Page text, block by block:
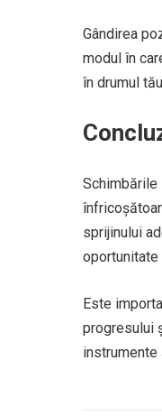
Gândirea
modul în
în drumul
Schimbările
sprijinului
oportunitate
Este
progresului